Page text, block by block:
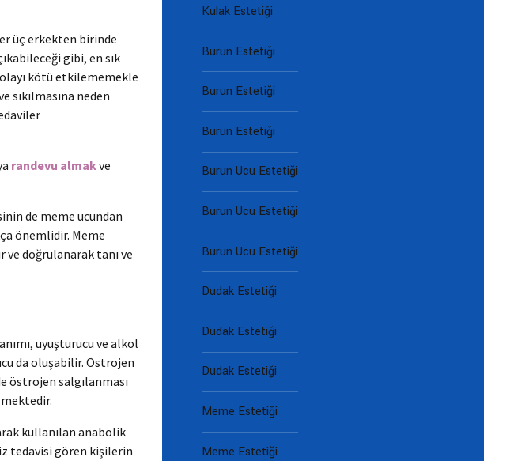
üç erkekten birinde
gibi, en sık
kötü etkilememekle
sıkılmasına neden
randevu almakve
de meme ucundan
önemlidir. Meme
ve doğrulanarak tanı ve
uyuşturucu ve alkol
da oluşabilir. Östrojen
östrojen salgılanması
kullanılan anabolik
tedavisi gören kişilerin
Kulak Estetiği
Burun Estetiği
Burun Estetiği
Burun Estetiği
Burun Ucu Estetiği
Burun Ucu Estetiği
Burun Ucu Estetiği
Dudak Estetiği
Dudak Estetiği
Dudak Estetiği
Meme Estetiği
Meme Estetiği